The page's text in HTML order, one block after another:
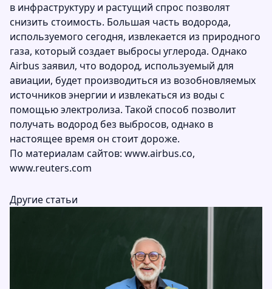
в инфраструктуру и растущий спрос позволят
снизить стоимость. Большая часть водорода,
используемого сегодня, извлекается из природного
газа, который создает выбросы углерода. Однако
Airbus заявил, что водород, используемый для
авиации, будет производиться из возобновляемых
источников энергии и извлекаться из воды с
помощью электролиза. Такой способ позволит
получать водород без выбросов, однако в
настоящее время он стоит дороже.
По материалам сайтов: www.airbus.co,
www.reuters.com
Другие статьи